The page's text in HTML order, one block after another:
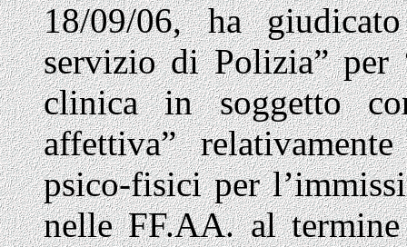
18/09/06, ha
servizio di Polizia” per
clinica in soggetto
affettiva”
psico-fisici per
nelle FF.AA. al